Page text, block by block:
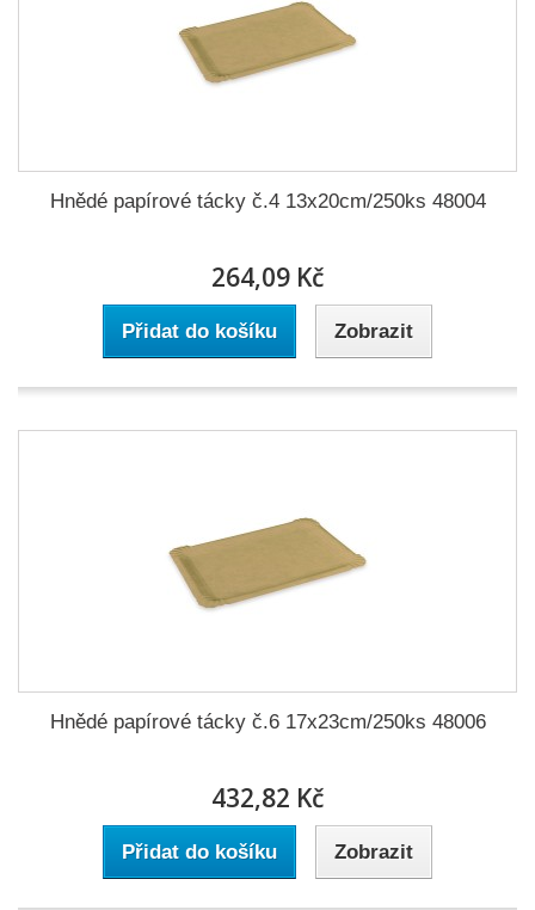
Hnědé papírové tácky č.4 13x20cm/250ks 48004
264,09 Kč
Přidat do košíku Zobrazit
Hnědé papírové tácky č.6 17x23cm/250ks 48006
432,82 Kč
Přidat do košíku Zobrazit